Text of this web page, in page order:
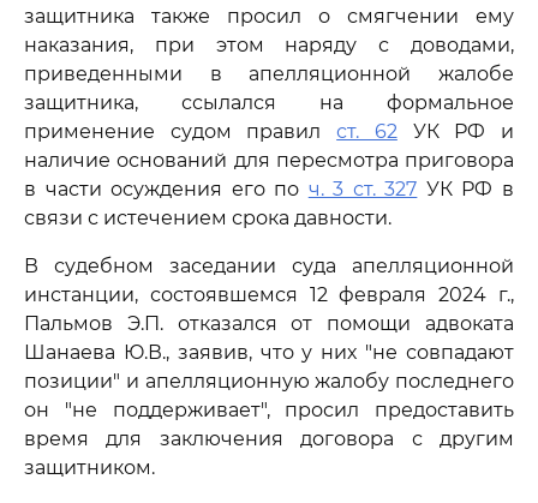
защитника также просил о смягчении ему
наказания, при этом наряду с доводами,
приведенными в апелляционной жалобе
защитника, ссылался на формальное
применение судом правилст. 62УК РФ и
наличие оснований для пересмотра приговора
в части осуждения его по ч. 3 ст. 327 УК РФ в
связи с истечением срока давности.
В судебном заседании суда апелляционной
инстанции, состоявшемся 12 февраля 2024 г.,
Пальмов Э.П. отказался от помощи адвоката
Шанаева Ю.В., заявив, что у них "не совпадают
позиции" и апелляционную жалобу последнего
он "не поддерживает", просил предоставить
время для заключения договора с другим
защитником.